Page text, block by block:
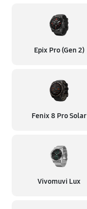
Epix Pro (Gen 2)
Fenix 8 Pro Solar
Vivomuvi Lux